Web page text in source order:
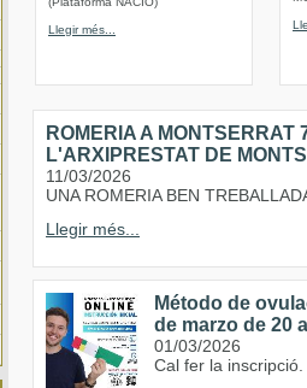
Llegir més...
ROMERIA A
L'ARXIPRESTAT DE
11/03/2026
UNA ROMERIA BEN
Llegir més...
Método de
de marzo de 20
01/03/2026
Cal fer la